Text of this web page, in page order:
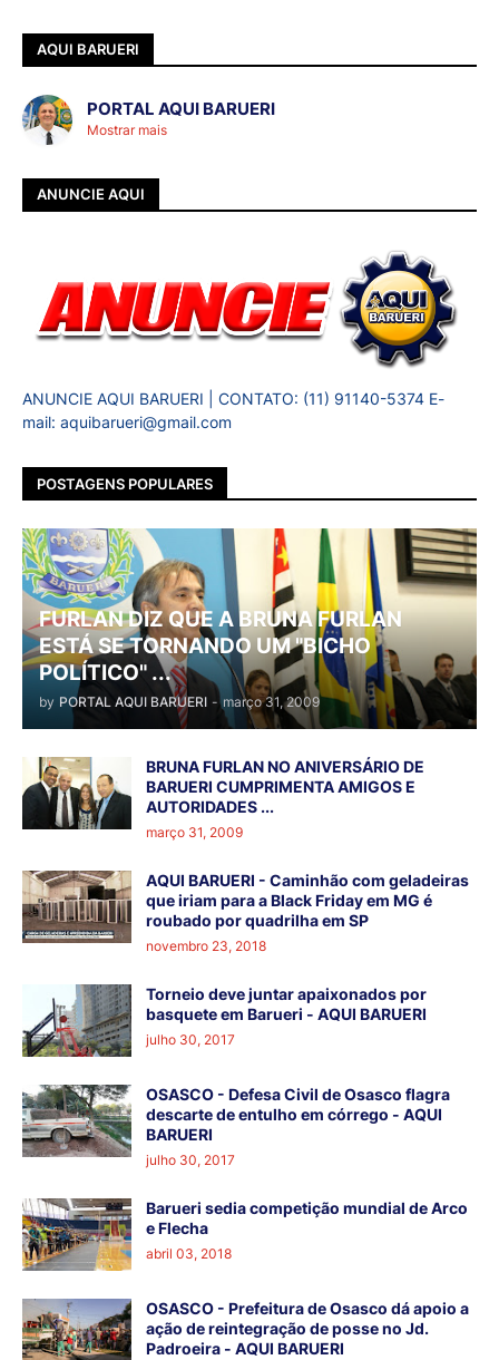
AQUI BARUERI
PORTAL AQUI BARUERI
Mostrar mais
ANUNCIE AQUI
ANUNCIE AQUI BARUERI | CONTATO: (11) 91140-5374 E-
mail: aquibarueri@gmail.com
POSTAGENS POPULARES
FURLAN DIZ QUE A BRUNA FURLAN
ESTÁ SE TORNANDO UM "BICHO
POLÍTICO" ...
by PORTAL AQUI BARUERI - março 31, 2009
BRUNA FURLAN NO ANIVERSÁRIO DE
BARUERI CUMPRIMENTA AMIGOS E
AUTORIDADES ...
março 31, 2009
AQUI BARUERI - Caminhão com geladeiras
que iriam para a Black Friday em MG é
roubado por quadrilha em SP
novembro 23, 2018
Torneio deve juntar apaixonados por
basquete em Barueri - AQUI BARUERI
julho 30, 2017
OSASCO - Defesa Civil de Osasco flagra
descarte de entulho em córrego - AQUI
BARUERI
julho 30, 2017
Barueri sedia competição mundial de Arco
e Flecha
abril 03, 2018
OSASCO - Prefeitura de Osasco dá apoio a
ação de reintegração de posse no Jd.
Padroeira - AQUI BARUERI